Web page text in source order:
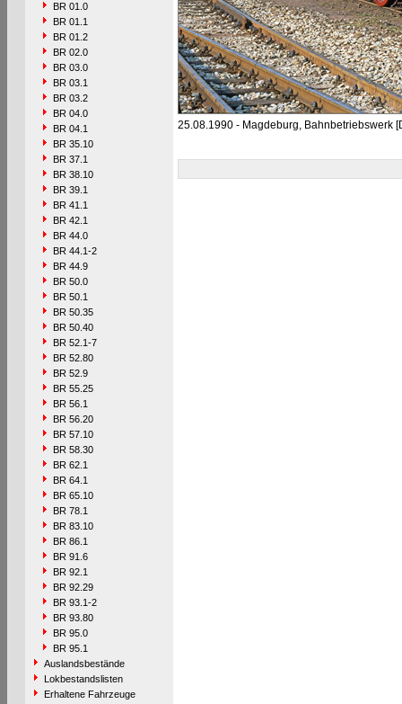
BR 01.0
BR 01.1
BR 01.2
BR 02.0
BR 03.0
BR 03.1
BR 03.2
BR 04.0
BR 04.1
BR 35.10
BR 37.1
BR 38.10
BR 39.1
BR 41.1
BR 42.1
BR 44.0
BR 44.1-2
BR 44.9
BR 50.0
BR 50.1
BR 50.35
BR 50.40
BR 52.1-7
BR 52.80
BR 52.9
BR 55.25
BR 56.1
BR 56.20
BR 57.10
BR 58.30
BR 62.1
BR 64.1
BR 65.10
BR 78.1
BR 83.10
BR 86.1
BR 91.6
BR 92.1
BR 92.29
BR 93.1-2
BR 93.80
BR 95.0
BR 95.1
Auslandsbestände
Lokbestandslisten
Erhaltene Fahrzeuge
25.08.1990 - Magdeburg, Bahnbetriebswerk